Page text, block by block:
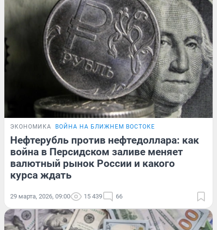
ЭКОНОМИКА ВОЙНА НА БЛИЖНЕМ ВОСТОКЕ
Нефтерубль против нефтедоллара: как
война в Персидском заливе меняет
валютный рынок России и какого
курса ждать
29 марта, 2026, 09:00 15 439 66